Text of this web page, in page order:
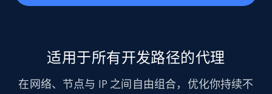
适用于所有开发路径的代理
在网络、节点与 IP 之间自由组合，优化你持续不